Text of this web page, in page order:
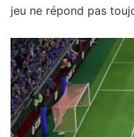
jeu ne répond pas